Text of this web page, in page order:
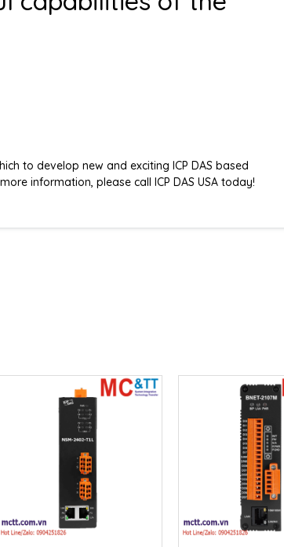
to develop new and exciting ICP DAS based
information, please call ICP DAS USA today!